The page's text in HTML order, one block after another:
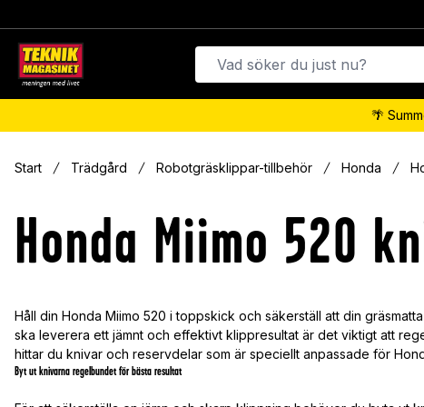
🌴
Start Trädgård Robotgräsklippar-tillbehör Honda
Honda Miimo 520
Håll din Honda Miimo 520 i toppskick och säkerställ att din
ska leverera ett jämnt och effektivt klippresultat är det viktigt att
hittar du knivar och reservdelar som är speciellt anpassade för
Byt ut knivarna regelbundet för bästa resultat